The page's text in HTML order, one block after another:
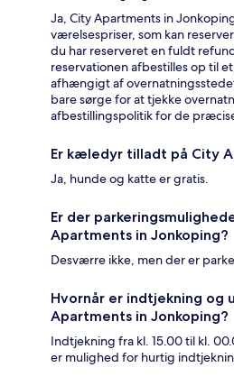
Ja, City Apartments in
værelsespriser, som kan
du har reserveret en fuldt
reservationen afbestilles op til
afhængigt af
bare sørge for at tjekke
afbestillingspolitik for de
Er kæledyr tilladt på City
Ja, hunde og katte er gratis.
Er der
Apartments in Jonkoping?
Desværre ikke, men der er
Hvornår er indtjekning og
Apartments in Jonkoping?
Indtjekning fra kl. 15.00 til kl.
er mulighed for hurtig